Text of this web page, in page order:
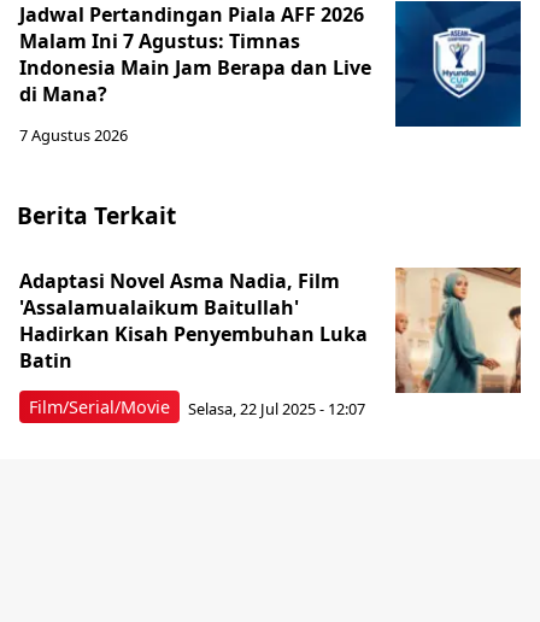
Jadwal Pertandingan Piala AFF 2026
Malam Ini 7 Agustus: Timnas
Indonesia Main Jam Berapa dan Live
di Mana?
7 Agustus 2026
Berita Terkait
Film/Serial/Movie
Adaptasi Novel Asma Nadia, Film
'Assalamualaikum Baitullah'
Hadirkan Kisah Penyembuhan Luka
Batin
Selasa, 22 Jul 2025 - 12:07